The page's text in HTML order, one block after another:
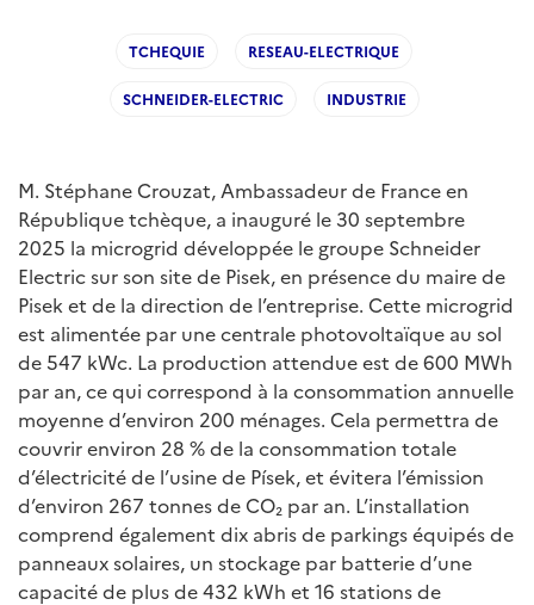
TCHEQUIE RESEAU-ELECTRIQUE
SCHNEIDER-ELECTRIC INDUSTRIE
M. Stéphane Crouzat, Ambassadeur de France en
République tchèque, a inauguré le 30 septembre
2025 la microgrid développée le groupe Schneider
Electric sur son site de Pisek, en présence du maire de
Pisek et de la direction de l’entreprise. Cette microgrid
est alimentée par une centrale photovoltaïque au sol
de 547 kWc. La production attendue est de 600 MWh
par an, ce qui correspond à la consommation annuelle
moyenne d’environ 200 ménages. Cela permettra de
couvrir environ 28 % de la consommation totale
d’électricité de l’usine de Písek, et évitera l’émission
d’environ 267 tonnes de CO₂ par an. L’installation
comprend également dix abris de parkings équipés de
panneaux solaires, un stockage par batterie d’une
capacité de plus de 432 kWh et 16 stations de